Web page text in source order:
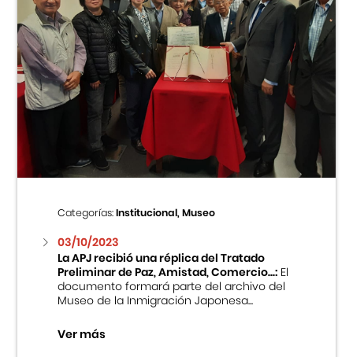
Categorías:Institucional, Museo
03/10/2023
La APJ recibió una réplica del Tratado
Preliminar de Paz, Amistad, Comercio...:El
documento formará parte del archivo del
Museo de la Inmigración Japonesa...
Ver más